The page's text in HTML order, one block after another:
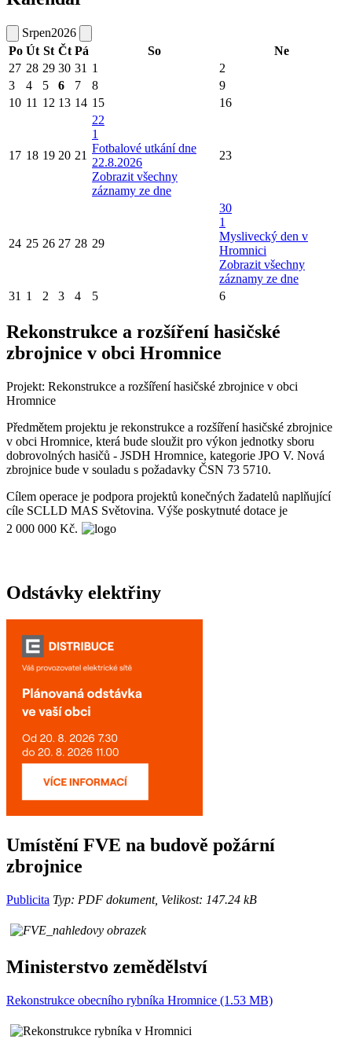
Srpen2026
Po Út St Čt Pá So
Ne
27 28 29 30 31 1
2
3
4 5 6 7 8
9
10 11 12 13 14 15 16
17 18 19 20 21
22
1
Fotbalové utkání dne
22.8.2026
Zobrazit všechny
záznamy ze dne
23
24 25 26 27 28 29
30
1
Myslivecký den v
Hromnici
Zobrazit všechny
záznamy ze dne
31 1 2 3 4 5 6
Rekonstrukce a rozšíření hasičské
zbrojnice v obci Hromnice
Projekt: Rekonstrukce a rozšíření hasičské zbrojnice v obci
Hromnice
Předmětem projektu je rekonstrukce a rozšíření hasičské zbrojnice
v obci Hromnice, která bude sloužit pro výkon jednotky sboru
dobrovolných hasičů - JSDH Hromnice, kategorie JPO V. Nová
zbrojnice bude v souladu s požadavky ČSN 73 5710.
Cílem operace je podpora projektů konečných žadatelů naplňující
cíle SCLLD MAS Světovina. Výše poskytnuté dotace je
2 000 000 Kč.
Odstávky elektřiny
Umístění FVE na budově požární
zbrojnice
Publicita Typ: PDF dokument, Velikost: 147.24 kB
Ministerstvo zemědělství
Rekonstrukce obecního rybníka Hromnice (1.53 MB)